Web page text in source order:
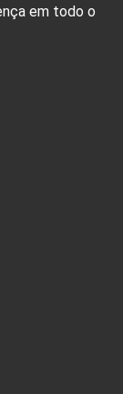
em todo o